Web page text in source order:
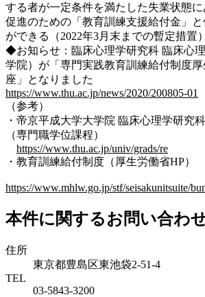
する者が一定条件を満たした失業状態
促進のための「教育訓練支援給付金」
ができる（2022年3月末までの暫定措置）
◆お知らせ：臨床心理学研究科 臨床心
学院）が「専門実践教育訓練給付制度
座」となりました
https://www.thu.ac.jp/news/2020/200805-01
（参考）
・帝京平成大学大学院 臨床心理学研究
（専門職学位課程）
https://www.thu.ac.jp/univ/grads/re
・教育訓練給付制度（厚生労働省HP）
https://www.mhlw.go.jp/stf/seisakunitsuite/
本件に関するお問い合わ
住所
東京都豊島区東池袋2-51-4
TEL
03-5843-3200